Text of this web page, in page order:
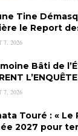
Tine
le Report
7, 2026
Bâti de
7, 2026
Touré : «
2027 pour